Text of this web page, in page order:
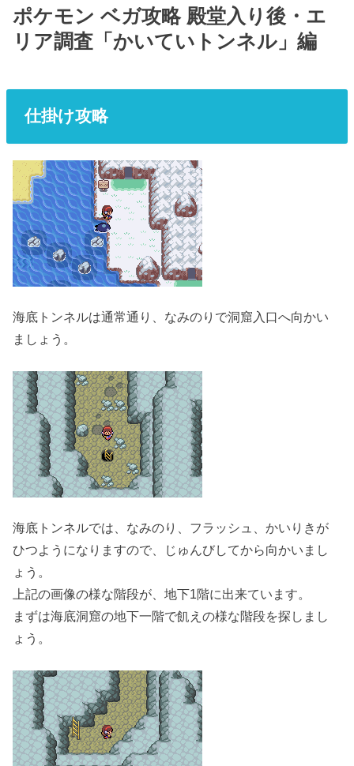
ポケモン ベガ攻略 殿堂入り後・エ
リア調査「かいていトンネル」編
仕掛け攻略
海底トンネルは通常通り、なみのりで洞窟入口へ向かい
ましょう。
海底トンネルでは、なみのり、フラッシュ、かいりきが
ひつようになりますので、じゅんびしてから向かいまし
ょう。
上記の画像の様な階段が、地下1階に出来ています。
まずは海底洞窟の地下一階で飢えの様な階段を探しまし
ょう。